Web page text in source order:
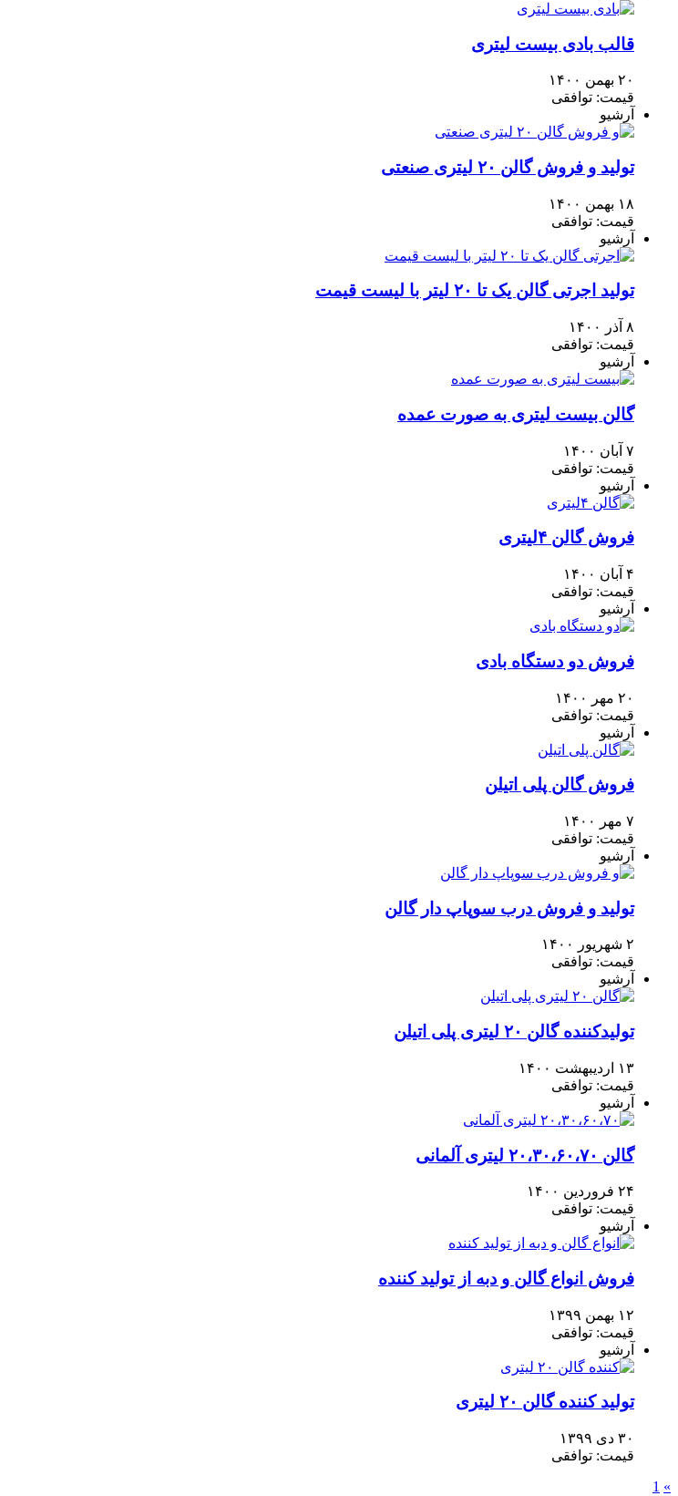
قالب بادی بیست لیتری
۲۰ بهمن ۱۴۰۰
قیمت: توافقی
آرشیو
تولید و فروش گالن ۲۰ لیتری صنعتی
۱۸ بهمن ۱۴۰۰
قیمت: توافقی
آرشیو
تولید اجرتی گالن یک تا ۲۰ لیتر با لیست قیمت
۸ آذر ۱۴۰۰
قیمت: توافقی
آرشیو
گالن بیست لیتری به صورت عمده
۷ آبان ۱۴۰۰
قیمت: توافقی
آرشیو
فروش گالن ۴لیتری
۴ آبان ۱۴۰۰
قیمت: توافقی
آرشیو
فروش دو دستگاه بادی
۲۰ مهر ۱۴۰۰
قیمت: توافقی
آرشیو
فروش گالن پلی اتیلن
۷ مهر ۱۴۰۰
قیمت: توافقی
آرشیو
تولید و فروش درب سوپاپ دار گالن
۲ شهریور ۱۴۰۰
قیمت: توافقی
آرشیو
تولیدکننده گالن ۲۰ لیتری پلی اتیلن
۱۳ اردیبهشت ۱۴۰۰
قیمت: توافقی
آرشیو
گالن ۲۰،۳۰،۶۰،۷۰ لیتری آلمانی
۲۴ فروردین ۱۴۰۰
قیمت: توافقی
آرشیو
فروش انواع گالن و دبه از تولید کننده
۱۲ بهمن ۱۳۹۹
قیمت: توافقی
آرشیو
تولید کننده گالن ۲۰ لیتری
۳۰ دی ۱۳۹۹
قیمت: توافقی
»
1